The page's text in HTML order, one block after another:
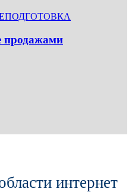
продажами
интернет